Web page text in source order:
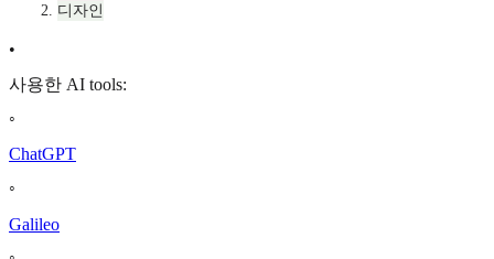
디자인
•
사용한 AI tools:
◦
ChatGPT
◦
Galileo